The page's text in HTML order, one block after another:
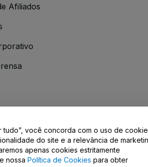
Afiliados
/ Fale Conosco
tudo”, você concorda com o uso de
do site e a relevância de
apenas cookies estritamente
nossa Política de Cookies para obter